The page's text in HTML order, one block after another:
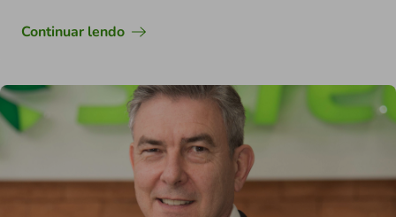
Continuar lendo